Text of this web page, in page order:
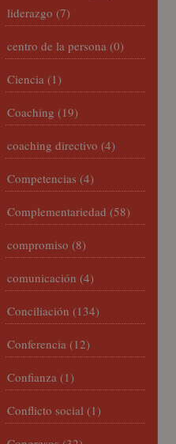
liderazgo (7)
centro de la persona (0)
Ciencia (1)
Coaching (19)
coaching directivo (4)
Competencias (4)
Complementariedad (58)
compromiso (8)
comunicación (4)
Conciliación (134)
Conferencia (12)
Confianza (1)
Conflicto social (1)